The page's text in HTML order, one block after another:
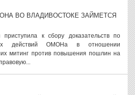
ВО ВЛАДИВОСТОКЕ ЗАЙМЕТСЯ
приступила к сбору доказательств по
действий ОМОНа в отношении
митинг против повышения пошлин на